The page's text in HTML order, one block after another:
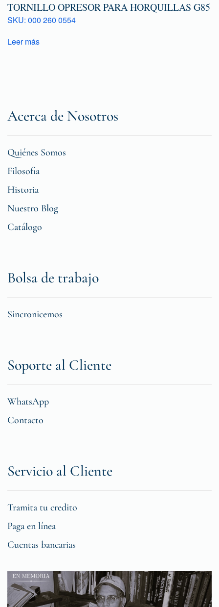
TORNILLO OPRESOR PARA HORQUILLAS G85
SKU: 000 260 0554
Leer más
Acerca de Nosotros
Quiénes Somos
Filosofia
Historia
Nuestro Blog
Catálogo
Bolsa de trabajo
Sincronicemos
Soporte al Cliente
WhatsApp
Contacto
Servicio al Cliente
Tramita tu credito
Paga en línea
Cuentas bancarias